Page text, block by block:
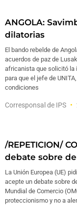
ANGOLA:
dilatorias
El bando rebelde de
acuerdos de paz de
africanista que solicitó la
para que el jefe de
condiciones
Corresponsal de IPS
/REPETICION/
debate sobre
La Unión Europea (UE)
acepte un debate sobre
Mundial de Comercio
proteccionismo y no a